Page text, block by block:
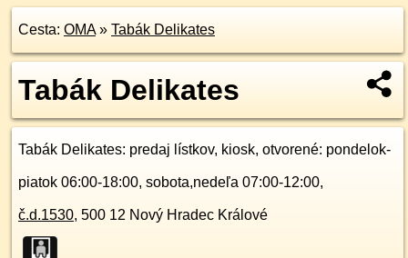
Cesta: OMA» Tabák Delikates
Tabák Delikates
Tabák Delikates: predaj lístkov, kiosk, otvorené: pondelok-
piatok 06:00-18:00, sobota,nedeľa 07:00-12:00,
č.d.1530, 500 12 Nový Hradec Králové